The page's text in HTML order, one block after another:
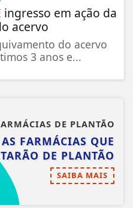
ingresso em ação da
acervo
do acervo
3 anos e...
DE PLANTÃO
FARMÁCIAS QUE
DE PLANTÃO
SAIBA MAIS